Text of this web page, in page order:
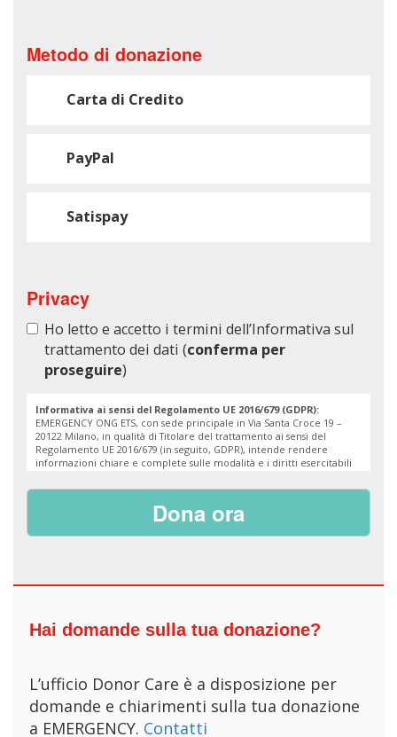
Metodo di donazione
Carta di Credito
PayPal
Satispay
Privacy
Ho letto e accetto i termini dell’Informativa sul
trattamento dei dati (conferma per
proseguire)
Informativa ai sensi del Regolamento UE 2016/679 (GDPR):
EMERGENCY ONG ETS, con sede principale in Via Santa Croce 19 –
20122 Milano, in qualità di Titolare del trattamento ai sensi del
Regolamento UE 2016/679 (in seguito, GDPR), intende rendere
informazioni chiare e complete sulle modalità e i diritti esercitabili
ispirandosi ai previsti princìpi di liceità, correttezza e trasparenza a
tutela delle libertà e dei diritti degli interessati.
I Dati Personali trattati dal Titolare includono:
(i) dati identificativi (nome, cognome, età, sesso, codice fiscale); (ii)
2. FINALITÀ E BASI GIURIDICHEI Dati Personali saranno trattati per
a) espletamento di tutte le fasi connesse alla donazione e/o
all’adesione ai progetti e appelli specifici promossi dal
b) rispetto di procedure amministrative interne e
adempimento di obblighi di legge o regolamenti vigenti in
Italia (es. comunicazione all’Agenzia delle Entrate – per la
predisposizione delle dichiarazioni dei redditi precompilate
– dei dati anagrafici e relativi alle donazioni effettuate, ai sensi
Hai domande sulla tua donazione?
L’ufficio Donor Care è a disposizione per
domande e chiarimenti sulla tua donazione
a EMERGENCY. Contatti